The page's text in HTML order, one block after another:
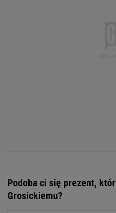
Podoba ci się prezent,
Grosickiemu?